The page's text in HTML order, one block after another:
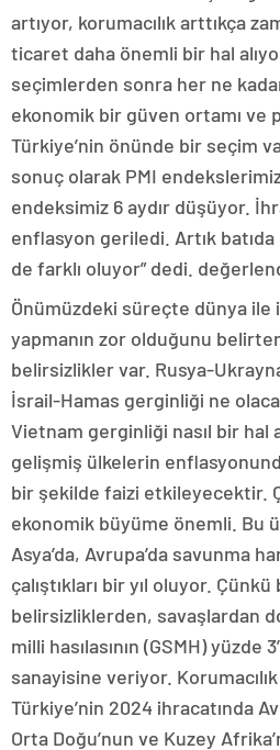
artıyor, korumacılık arttıkça
ticaret daha önemli bir hal
seçimlerden sonra her ne
ekonomik bir güven ortamı ve
Türkiye’nin önünde bir seçim
sonuç olarak PMI
endeksimiz 6 aydır düşüyor.
enflasyon geriledi. Artık
de farklı oluyor” dedi.
Önümüzdeki süreçte dünya ile
yapmanın zor olduğunu
belirsizlikler var. Rusya-
İsrail-Hamas gerginliği ne
Vietnam gerginliği nasıl bir hal
gelişmiş ülkelerin
bir şekilde faizi etkileyecektir.
ekonomik büyüme önemli. Bu
Asya’da, Avrupa’da savunma
çalıştıkları bir yıl oluyor.
belirsizliklerden, savaşlardan
milli hasılasının (GSMH) yüzde
sanayisine veriyor.
Türkiye’nin 2024 ihracatında
Orta Doğu’nun ve Kuzey